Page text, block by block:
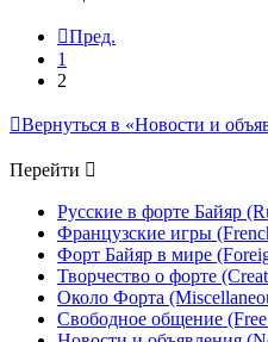
Пред.
1
2
Вернуться в «Новости и
Перейти
Русские в форте Байяр
Французские игры
Форт Байяр в мире
Творчество о форте
Около Форта
Свободное общение